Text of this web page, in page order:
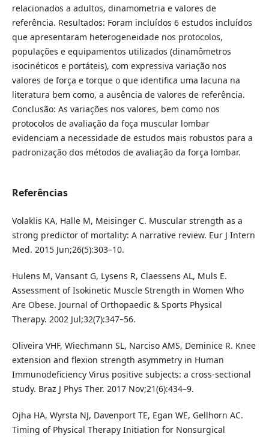
relacionados a adultos, dinamometria e valores de
referência. Resultados: Foram incluídos 6 estudos incluídos
que apresentaram heterogeneidade nos protocolos,
populações e equipamentos utilizados (dinamômetros
isocinéticos e portáteis), com expressiva variação nos
valores de força e torque o que identifica uma lacuna na
literatura bem como, a ausência de valores de referência.
Conclusão: As variações nos valores, bem como nos
protocolos de avaliação da foça muscular lombar
evidenciam a necessidade de estudos mais robustos para a
padronização dos métodos de avaliação da força lombar.
Referências
Volaklis KA, Halle M, Meisinger C. Muscular strength as a
strong predictor of mortality: A narrative review. Eur J Intern
Med. 2015 Jun;26(5):303–10.
Hulens M, Vansant G, Lysens R, Claessens AL, Muls E.
Assessment of Isokinetic Muscle Strength in Women Who
Are Obese. Journal of Orthopaedic & Sports Physical
Therapy. 2002 Jul;32(7):347–56.
Oliveira VHF, Wiechmann SL, Narciso AMS, Deminice R. Knee
extension and flexion strength asymmetry in Human
Immunodeficiency Virus positive subjects: a cross-sectional
study. Braz J Phys Ther. 2017 Nov;21(6):434–9.
Ojha HA, Wyrsta NJ, Davenport TE, Egan WE, Gellhorn AC.
Timing of Physical Therapy Initiation for Nonsurgical